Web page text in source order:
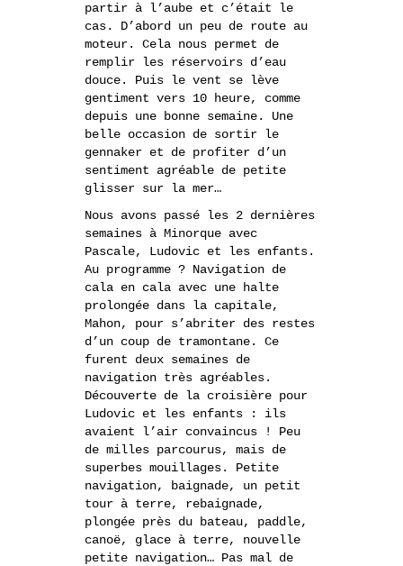
partir à l’aube et c’était le
cas. D’abord un peu de route au
moteur. Cela nous permet de
remplir les réservoirs d’eau
douce. Puis le vent se lève
gentiment vers 10 heure, comme
depuis une bonne semaine. Une
belle occasion de sortir le
gennaker et de profiter d’un
sentiment agréable de petite
glisser sur la mer…
Nous avons passé les 2 dernières
semaines à Minorque avec
Pascale, Ludovic et les enfants.
Au programme ? Navigation de
cala en cala avec une halte
prolongée dans la capitale,
Mahon, pour s’abriter des restes
d’un coup de tramontane. Ce
furent deux semaines de
navigation très agréables.
Découverte de la croisière pour
Ludovic et les enfants : ils
avaient l’air convaincus ! Peu
de milles parcourus, mais de
superbes mouillages. Petite
navigation, baignade, un petit
tour à terre, rebaignade,
plongée près du bateau, paddle,
canoë, glace à terre, nouvelle
petite navigation… Pas mal de